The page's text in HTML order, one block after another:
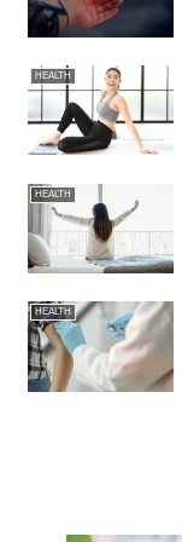
HEALTH
HEALTH
HEALTH